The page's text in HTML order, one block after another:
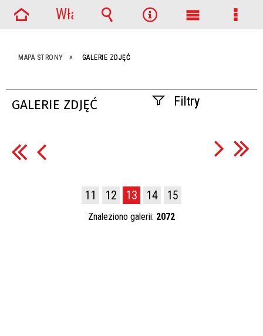
MAPA STRONY GALERIE ZDJĘĆ
GALERIE ZDJĘĆ Filtry
11 12 13 14 15
Znaleziono galerii: 2072
Włącz